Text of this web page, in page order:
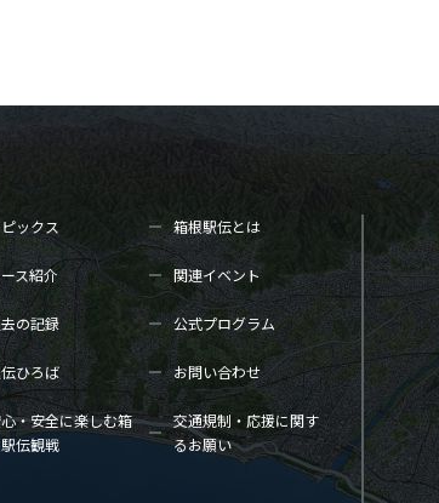
ピックス 箱根駅伝とは
ス紹介 関連イベント
の記録 公式プログラム
ひろば お問い合わせ
・安全に楽しむ箱
伝観戦
交通規制・応援に関す
るお願い